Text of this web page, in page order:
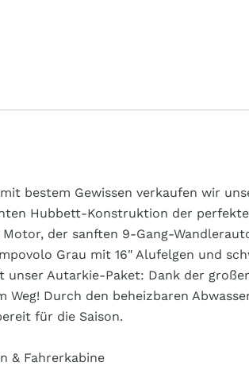
bestem Gewissen verkaufen wir
Hubbett-Konstruktion der
Motor, der sanften 9-Gang-
Grau mit 16" Alufelgen und
unser Autarkie-Paket: Dank der
Weg! Durch den beheizbaren
für die Saison.
& Fahrerkabine